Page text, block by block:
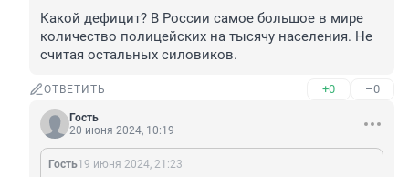
Какой дефицит? В России самое большое в мире
количество полицейских на тысячу населения. Не
считая остальных силовиков.
ОТВЕТИТЬ +0 –0
Гость
20 июня 2024, 10:19
Гость19 июня 2024, 21:23